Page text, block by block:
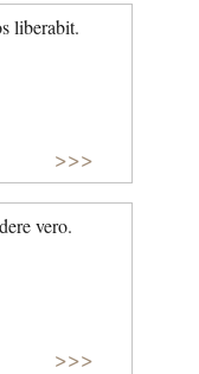
liberabit.
>>>
vero.
>>>